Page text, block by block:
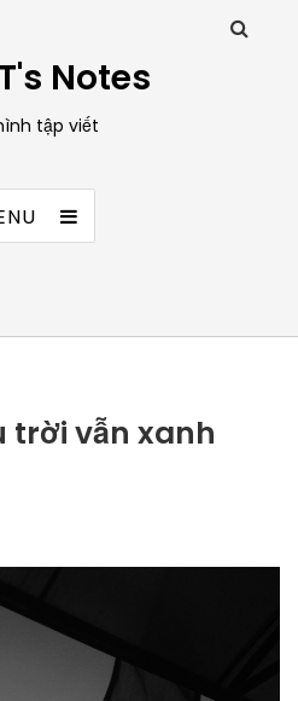
Notes
tập viết
trời vẫn xanh